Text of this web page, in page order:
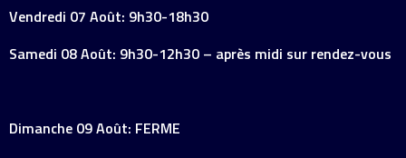
Vendredi 07 Août: 9h30-18h30
Samedi 08 Août: 9h30-12h30 – après midi sur rendez-vous
Dimanche 09 Août: FERME